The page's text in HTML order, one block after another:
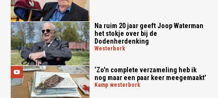
Na ruim 20 jaar geeft Joop Waterman
het stokje over bij de
Dodenherdenking
westerbork
‘Zo'n complete verzameling heb ik
nog maar een paar keer meegemaakt'
kamp westerbork